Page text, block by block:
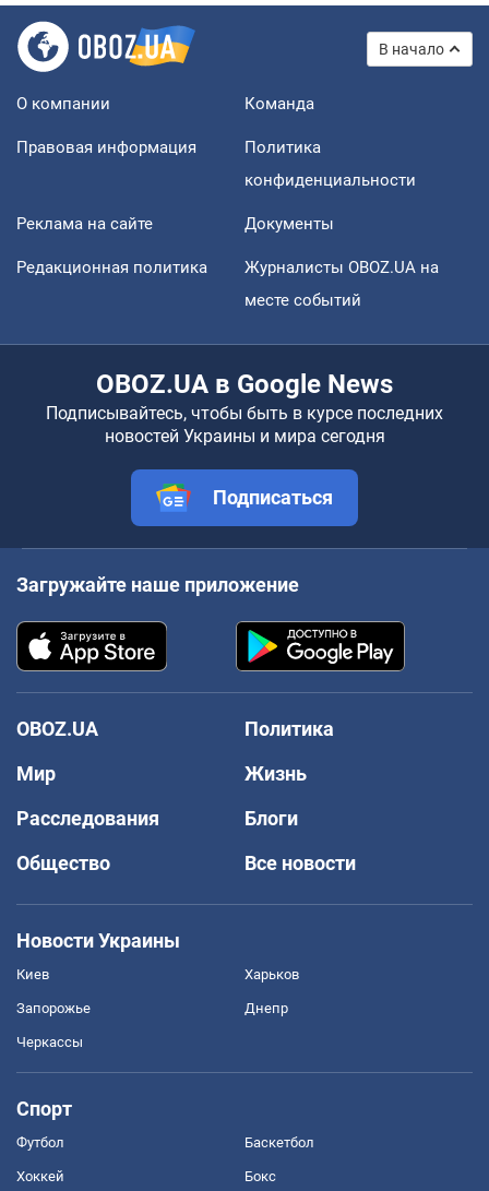
В начало
О компании Команда
Правовая информация
Политика
конфиденциальности
Реклама на сайте Документы
Редакционная политика
Журналисты OBOZ.UA на
месте событий
OBOZ.UA в Google News
Подписывайтесь, чтобы быть в курсе последних
новостей Украины и мира сегодня
Подписаться
Загружайте наше приложение
OBOZ.UA
Политика
Мир
Жизнь
Расследования
Блоги
Общество
Все новости
Новости Украины
Киев Харьков
Запорожье Днепр
Черкассы
Спорт
Футбол Баскетбол
Хоккей Бокс